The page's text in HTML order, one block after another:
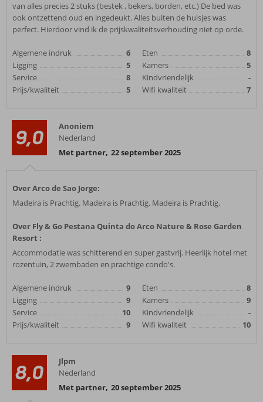
van alles precies 2 stuks (bestek , bekers, borden, etc.) De bed was
ook ontzettend oud en ingedeukt. Alles buiten de huisjes was
perfect. Hierdoor vind ik de prijskwaliteitsverhouding niet op orde.
Algemene indruk
6
Ligging
5
Service
8
Prijs/kwaliteit
5
Eten
8
Kamers
5
Kindvriendelijk
-
Wifi kwaliteit
7
9,0
Anoniem
Nederland
Met partner, 22 september 2025
Over Arco de Sao Jorge:
Madeira is Prachtig. Madeira is Prachtig. Madeira is Prachtig.
Over Fly & Go Pestana Quinta do Arco Nature & Rose Garden
Resort :
Accommodatie was schitterend en super gastvrij. Heerlijk hotel met
rozentuin, 2 zwembaden en prachtige condo's.
Algemene indruk
9
Ligging
9
Service
10
Prijs/kwaliteit
9
Eten
8
Kamers
9
Kindvriendelijk
-
Wifi kwaliteit
10
8,0
Jlpm
Nederland
Met partner, 20 september 2025